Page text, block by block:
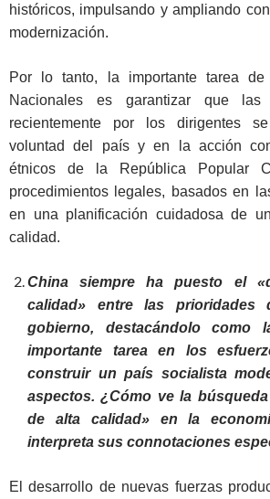
históricos, impulsando y ampliando
modernización.
Por lo tanto, la importante tarea
Nacionales es garantizar que las
recientemente por los dirigentes
voluntad del país y en la acción
étnicos de la República Popular
procedimientos legales, basados en
en una planificación cuidadosa de
calidad.
China siempre ha puesto el
calidad» entre las prioridades
gobierno, destacándolo como
importante tarea en los
construir un país socialista
aspectos. ¿Cómo ve la
de alta calidad» en la
interpreta sus connotaciones
El desarrollo de nuevas fuerzas